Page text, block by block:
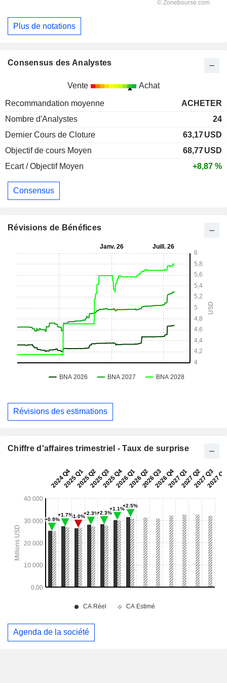
Plus de notations
Consensus des Analystes
Vente Achat
Recommandation moyenne
ACHETER
Nombre d'Analystes
24
Dernier Cours de Cloture
63,17USD
Objectif de cours Moyen
68,77USD
Ecart / Objectif Moyen
+8,87 %
Consensus
Révisions de Bénéfices
Révisions des estimations
Chiffre d'affaires trimestriel - Taux de surprise
Agenda de la société